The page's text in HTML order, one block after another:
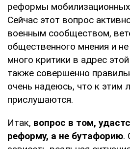
реформы
Сейчас этот вопрос
военным сообществом,
общественного мнения и
много критики в адрес
также совершенно
очень надеюсь, что к этим
прислушаются.
Итак, вопрос в том,
реформу, а не бутафорию.